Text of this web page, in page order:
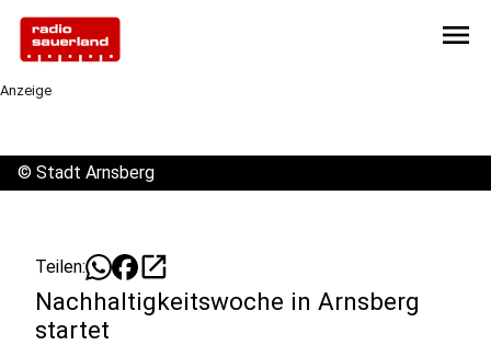
menu
Anzeige
© Stadt Arnsberg
Teilen: open_in_new
Nachhaltigkeitswoche in Arnsberg
startet